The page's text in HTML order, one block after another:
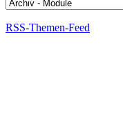
RSS-Themen-Feed